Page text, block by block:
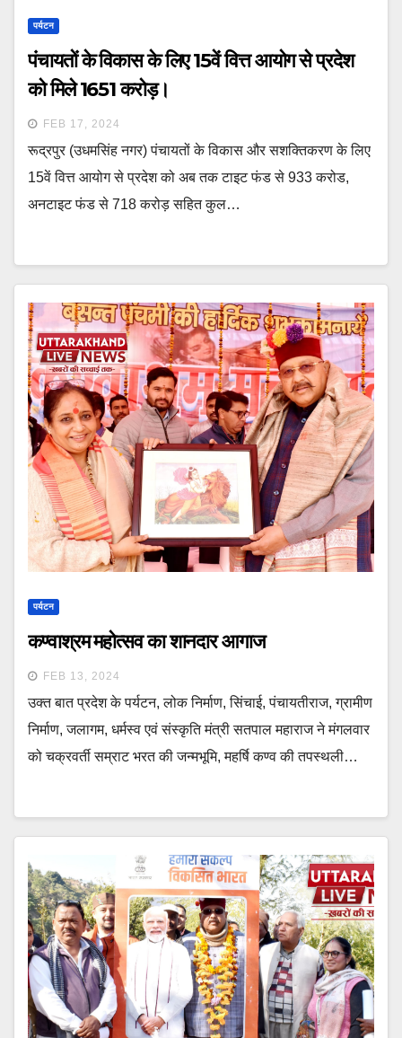
पर्यटन
पंचायतों के विकास के लिए 15वें वित्त आयोग से प्रदेश
को मिले 1651 करोड़।
FEB 17, 2024
रूद्रपुर (उधमसिंह नगर) पंचायतों के विकास और सशक्तिकरण के लिए
15वें वित्त आयोग से प्रदेश को अब तक टाइट फंड से 933 करोड,
अनटाइट फंड से 718 करोड़ सहित कुल…
पर्यटन
कण्वाश्रम महोत्सव का शानदार आगाज
FEB 13, 2024
उक्त बात प्रदेश के पर्यटन, लोक निर्माण, सिंचाई, पंचायतीराज, ग्रामीण
निर्माण, जलागम, धर्मस्व एवं संस्कृति मंत्री सतपाल महाराज ने मंगलवार
को चक्रवर्ती सम्राट भरत की जन्मभूमि, महर्षि कण्व की तपस्थली…